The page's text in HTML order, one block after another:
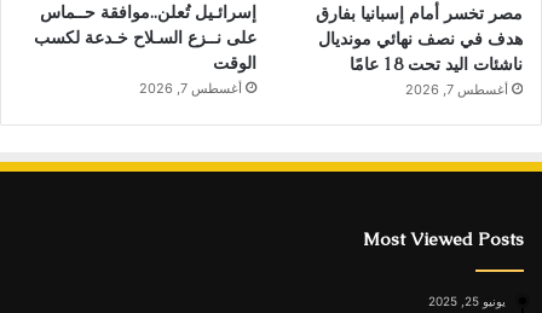
مصر تخسر أمام إسبانيا بفارق
هدف في نصف نهائي مونديال
ناشئات اليد تحت 18 عامًا
أغسطس 7, 2026
إسرائـيل تُعلن..موافقة حــماس
على نــزع السـلاح خـدعة لكسب
الوقت
أغسطس 7, 2026
Most Viewed Posts
يونيو 25, 2025